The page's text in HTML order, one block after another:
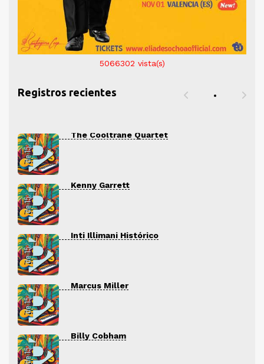
5066302 vista(s)
Registros recientes
The Cooltrane Quartet
Kenny Garrett
Inti Illimani Histórico
Marcus Miller
Billy Cobham